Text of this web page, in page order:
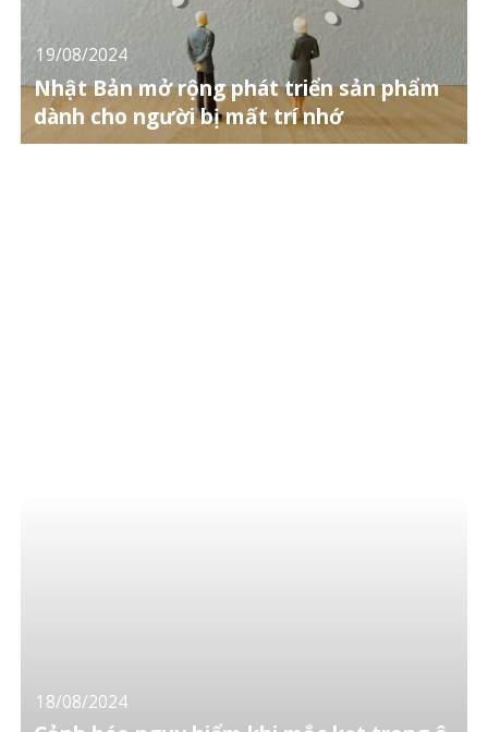
19/08/2024
Nhật Bản mở rộng phát triển sản phẩm
dành cho người bị mất trí nhớ
18/08/2024